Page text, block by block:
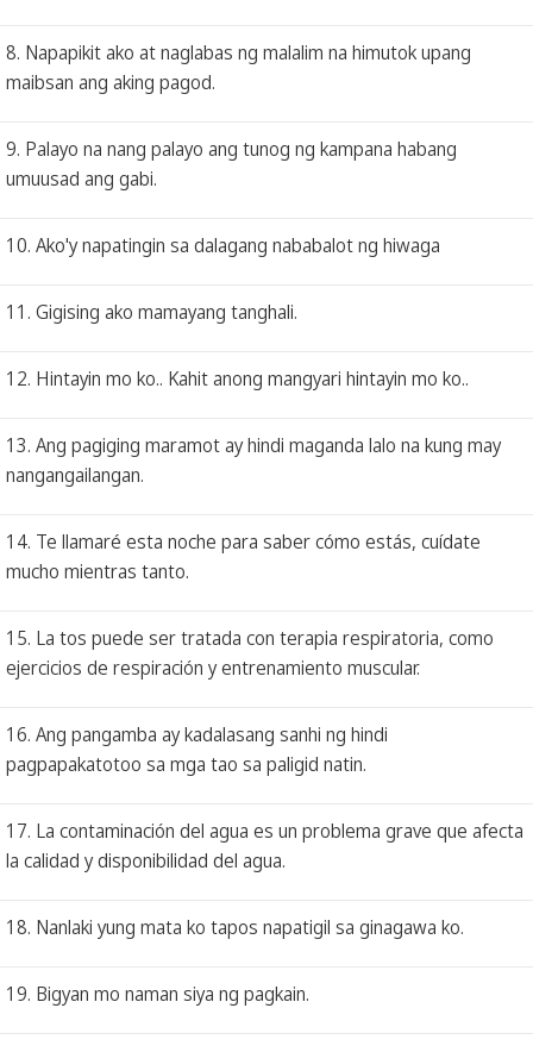
8. Napapikit ako at naglabas ng malalim na himutok upang
maibsan ang aking pagod.
9. Palayo na nang palayo ang tunog ng kampana habang
umuusad ang gabi.
10. Ako'y napatingin sa dalagang nababalot ng hiwaga
11. Gigising ako mamayang tanghali.
12. Hintayin mo ko.. Kahit anong mangyari hintayin mo ko..
13. Ang pagiging maramot ay hindi maganda lalo na kung may
nangangailangan.
14. Te llamaré esta noche para saber cómo estás, cuídate
mucho mientras tanto.
15. La tos puede ser tratada con terapia respiratoria, como
ejercicios de respiración y entrenamiento muscular.
16. Ang pangamba ay kadalasang sanhi ng hindi
pagpapakatotoo sa mga tao sa paligid natin.
17. La contaminación del agua es un problema grave que afecta
la calidad y disponibilidad del agua.
18. Nanlaki yung mata ko tapos napatigil sa ginagawa ko.
19. Bigyan mo naman siya ng pagkain.